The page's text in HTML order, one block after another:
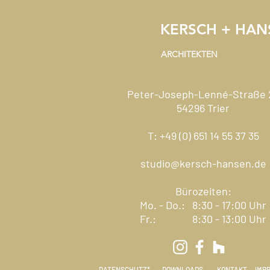
KERSCH +
ARCHITEKTEN
Peter-Joseph-Lenné-Straße
54296 Trier
T: +49 (0) 651 14 55 37 35
studio@kersch-hansen.de
Bürozeiten:
Mo. - Do.: 8:30 - 17:00 Uhr
Fr.: 8:30 - 13:00 Uhr